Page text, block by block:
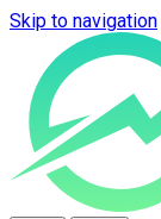
Skip to navigation